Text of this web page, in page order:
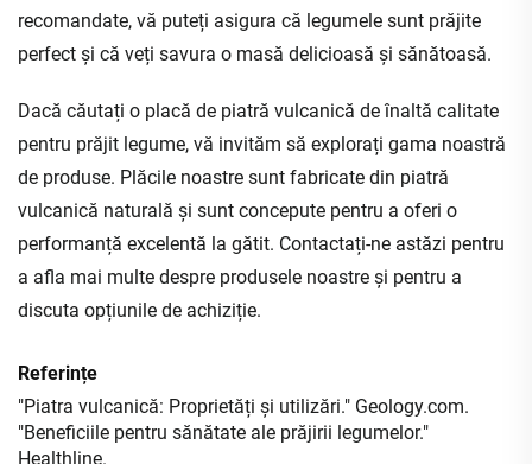
recomandate, vă puteți asigura că legumele sunt prăjite
perfect și că veți savura o masă delicioasă și sănătoasă.
Dacă căutați o placă de piatră vulcanică de înaltă calitate
pentru prăjit legume, vă invităm să explorați gama noastră
de produse. Plăcile noastre sunt fabricate din piatră
vulcanică naturală și sunt concepute pentru a oferi o
performanță excelentă la gătit. Contactați-ne astăzi pentru
a afla mai multe despre produsele noastre și pentru a
discuta opțiunile de achiziție.
Referințe
"Piatra vulcanică: Proprietăți și utilizări." Geology.com.
"Beneficiile pentru sănătate ale prăjirii legumelor."
Healthline.